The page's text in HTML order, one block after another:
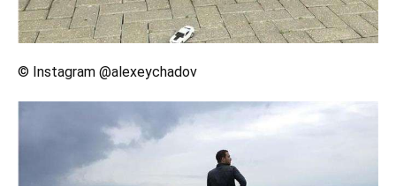
© Instagram @alexeychadov